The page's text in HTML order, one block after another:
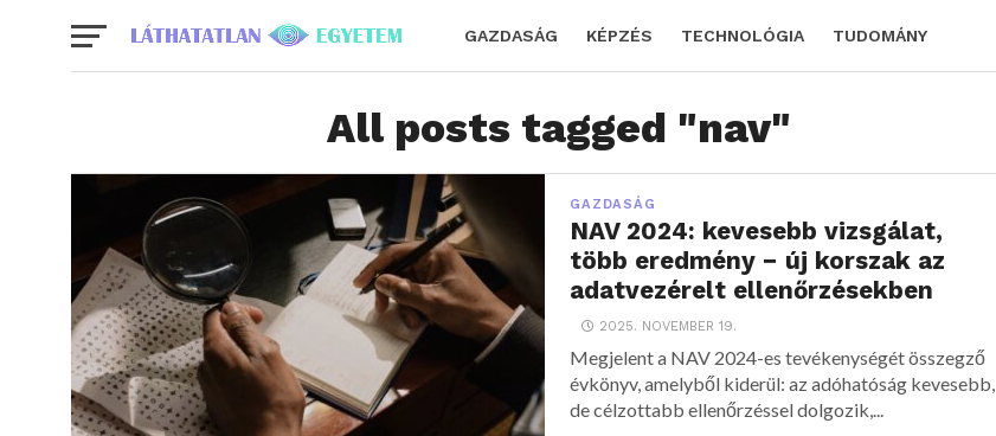
GAZDASÁG KÉPZÉS TECHNOLÓGIA TUDOMÁNY
All posts tagged "nav"
GAZDASÁG
NAV 2024: kevesebb vizsgálat,
több eredmény − új korszak az
adatvezérelt ellenőrzésekben
2025. NOVEMBER 19.
Megjelent a NAV 2024-es tevékenységét összegző
évkönyv, amelyből kiderül: az adóhatóság kevesebb,
de célzottabb ellenőrzéssel dolgozik,...